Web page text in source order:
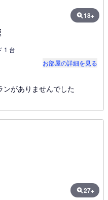
18+
1 台
お部屋の詳細を見る
ンがありませんでした
27+